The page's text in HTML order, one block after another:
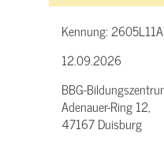
Kennung:
12.09.2026
BBG-
Adenauer-Ring 12,
47167 Duisburg